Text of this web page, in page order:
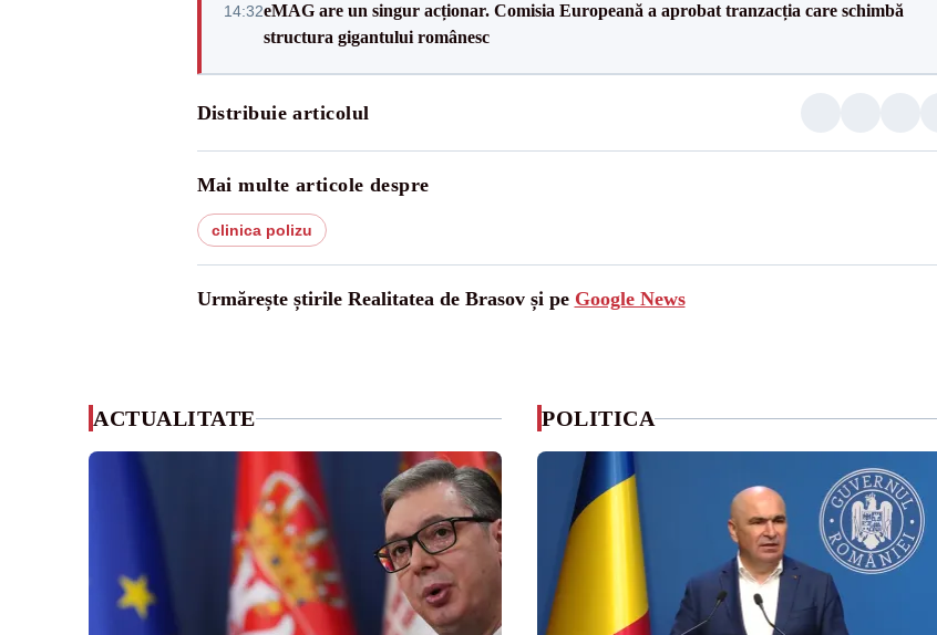
14:32eMAG are un singur acționar. Comisia Europeană a aprobat tranzacția care schimbă
structura gigantului românesc
Distribuie articolul
Mai multe articole despre
clinica polizu
Urmărește știrile Realitatea de Brasov și pe Google News
ACTUALITATE POLITICA